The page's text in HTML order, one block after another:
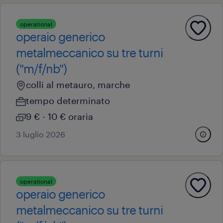
operational
operaio generico
metalmeccanico su tre turni
("m/f/nb")
colli al metauro, marche
tempo determinato
9 € - 10 € oraria
3 luglio 2026
operational
operaio generico
metalmeccanico su tre turni